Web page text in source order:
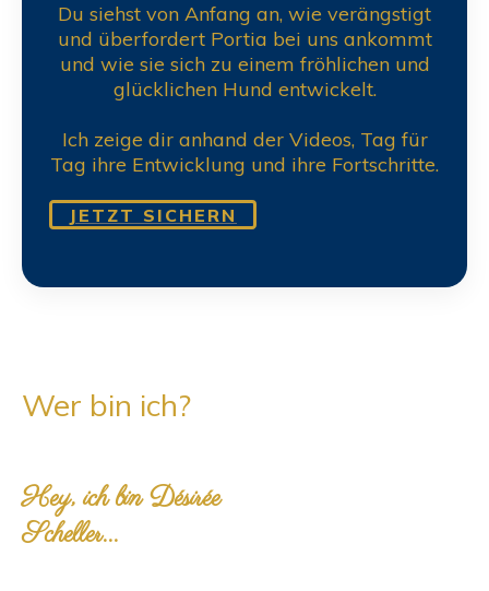
Du siehst von Anfang an, wie verängstigt
und überfordert Portia bei uns ankommt
und wie sie sich zu einem fröhlichen und
glücklichen Hund entwickelt.
Ich zeige dir anhand der Videos, Tag für
Tag ihre Entwicklung und ihre Fortschritte.
JETZT SICHERN
Wer bin ich?
Hey, ich bin Désirée
Scheller...